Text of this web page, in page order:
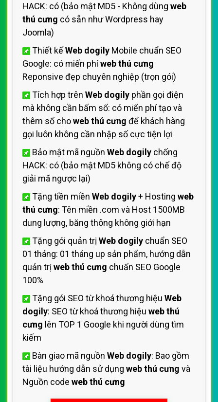
HACK: có (bảo mật MD5 - Không dùng web
thú cưng có sẵn như Wordpress hay
Joomla)
Thiết kếWeb dogily Mobile chuẩn SEO
Google: có miến phíweb thú cưng
Reponsive đẹp chuyên nghiệp (trọn gói)
Tích hợp trên Web dogily phần gọi điện
mà không cần bấm số: có miến phí tạo và
thêm số choweb thú cưng để khách hàng
gọi luôn không cần nhập số cực tiện lợi
Bảo mật mã nguồn Web dogily chống
HACK: có (bảo mật MD5 không có chế độ
giải mã ngược lại)
Tặng tiền miền Web dogily+ Hosting web
thú cưng: Tên miền .com và Host 1500MB
dung lượng, băng thông không giới hạn
Tặng gói quản trị Web dogily chuẩn SEO
01 tháng: 01 tháng up sản phẩm, hướng dẫn
quản trị web thú cưng chuẩn SEO Google
100%
Tặng gói SEO từ khoá thương hiệu Web
dogily: SEO từ khoá thương hiệu web thú
cưng lên TOP 1 Google khi người dùng tìm
kiếm
Bàn giao mã nguồn Web dogily: Bao gồm
tài liệu hướng dẫn sử dụng web thú cưng và
Nguồn code web thú cưng